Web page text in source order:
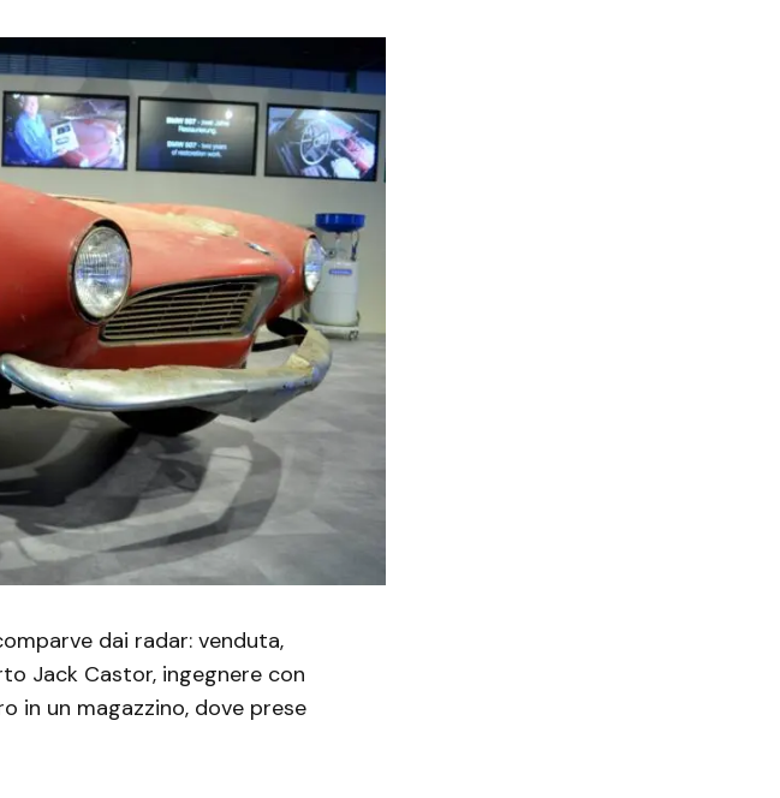
dai radar: venduta,
Jack Castor, ingegnere con
in un magazzino, dove prese